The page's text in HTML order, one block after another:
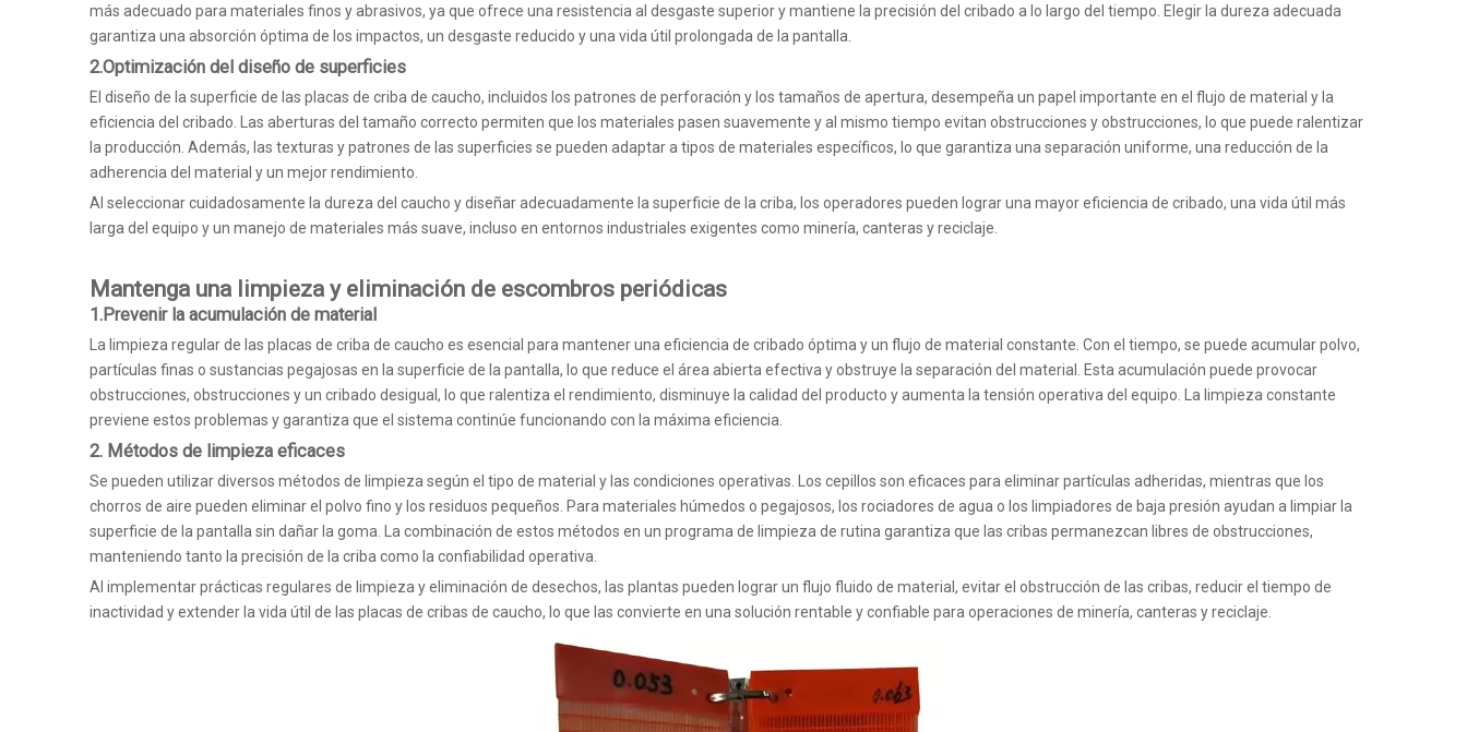
más adecuado para materiales finos y abrasivos, ya que ofrece una resistencia al desgaste superior y mantiene la precisión del cribado a lo largo del tiempo. Elegir la dureza adecuada
garantiza una absorción óptima de los impactos, un desgaste reducido y una vida útil prolongada de la pantalla.
2.Optimización del diseño de superficies
El diseño de la superficie de las placas de criba de caucho, incluidos los patrones de perforación y los tamaños de apertura, desempeña un papel importante en el flujo de material y la
eficiencia del cribado. Las aberturas del tamaño correcto permiten que los materiales pasen suavemente y al mismo tiempo evitan obstrucciones y obstrucciones, lo que puede ralentizar
la producción. Además, las texturas y patrones de las superficies se pueden adaptar a tipos de materiales específicos, lo que garantiza una separación uniforme, una reducción de la
adherencia del material y un mejor rendimiento.
Al seleccionar cuidadosamente la dureza del caucho y diseñar adecuadamente la superficie de la criba, los operadores pueden lograr una mayor eficiencia de cribado, una vida útil más
larga del equipo y un manejo de materiales más suave, incluso en entornos industriales exigentes como minería, canteras y reciclaje.
Mantenga una limpieza y eliminación de escombros periódicas
1.Prevenir la acumulación de material
La limpieza regular de las placas de criba de caucho es esencial para mantener una eficiencia de cribado óptima y un flujo de material constante. Con el tiempo, se puede acumular polvo,
partículas finas o sustancias pegajosas en la superficie de la pantalla, lo que reduce el área abierta efectiva y obstruye la separación del material. Esta acumulación puede provocar
obstrucciones, obstrucciones y un cribado desigual, lo que ralentiza el rendimiento, disminuye la calidad del producto y aumenta la tensión operativa del equipo. La limpieza constante
previene estos problemas y garantiza que el sistema continúe funcionando con la máxima eficiencia.
2. Métodos de limpieza eficaces
Se pueden utilizar diversos métodos de limpieza según el tipo de material y las condiciones operativas. Los cepillos son eficaces para eliminar partículas adheridas, mientras que los
chorros de aire pueden eliminar el polvo fino y los residuos pequeños. Para materiales húmedos o pegajosos, los rociadores de agua o los limpiadores de baja presión ayudan a limpiar la
superficie de la pantalla sin dañar la goma. La combinación de estos métodos en un programa de limpieza de rutina garantiza que las cribas permanezcan libres de obstrucciones,
manteniendo tanto la precisión de la criba como la confiabilidad operativa.
Al implementar prácticas regulares de limpieza y eliminación de desechos, las plantas pueden lograr un flujo fluido de material, evitar el obstrucción de las cribas, reducir el tiempo de
inactividad y extender la vida útil de las placas de cribas de caucho, lo que las convierte en una solución rentable y confiable para operaciones de minería, canteras y reciclaje.